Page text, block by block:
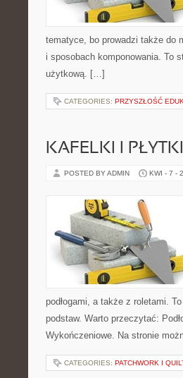
tematyce, bo prowadzi także do
i sposobach komponowania. To
użytkową. […]
CATEGORIES: PRZYSZŁOŚĆ
KAFELKI I
POSTED BY ADMIN KWI - 7 -
podłogami, a także z roletami.
podstaw. Warto przeczytać:
Wykończeniowe. Na stronie
CATEGORIES: PATCHWORK I